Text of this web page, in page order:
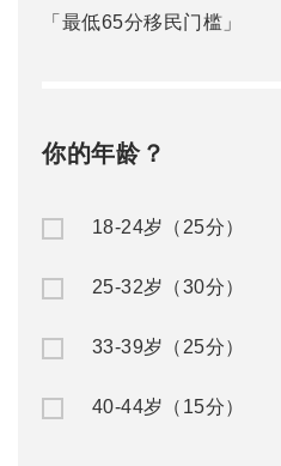
「最低65分移民门槛」
你的年龄？
18-24岁（25分）
25-32岁（30分）
33-39岁（25分）
40-44岁（15分）